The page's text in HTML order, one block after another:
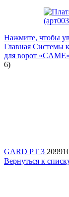
Нажмите, чтобы
Главная Системы
для ворот «CAME»
6)
GARD PT 3
Вернуться к